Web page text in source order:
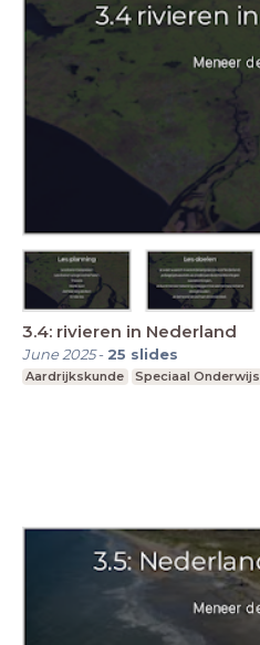
3.4: rivieren in Nederland
June 2025- 25 slides
Aardrijkskunde Speciaal Onderwijs